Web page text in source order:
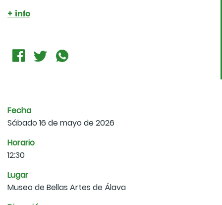
+ info
Fecha
Sábado 16 de mayo de 2026
Horario
12:30
Lugar
Museo de Bellas Artes de Álava